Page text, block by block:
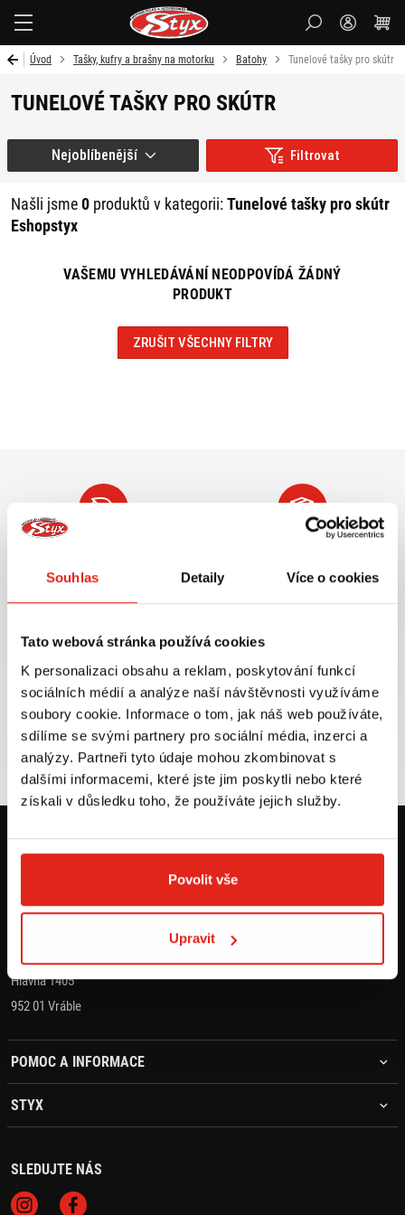
Souhlas Detaily Více o cookies
Tato webová stránka používá cookies
K personalizaci obsahu a reklam, poskytování funkcí
sociálních médií a analýze naší návštěvnosti využíváme
soubory cookie. Informace o tom, jak náš web používáte,
sdílíme se svými partnery pro sociální média, inzerci a
analýzy. Partneři tyto údaje mohou zkombinovat s
dalšími informacemi, které jste jim poskytli nebo které
získali v důsledku toho, že používáte jejich služby.
Povolit vše
Upravit
Úvod Tašky, kufry a brašny na motorku Batohy Tunelové tašky pro skútr
TUNELOVÉ TAŠKY PRO SKÚTR
Filtrovat
Našli jsme0 produktů v kategorii:Tunelové tašky pro skútr
Eshopstyx
Nejoblíbenější
VAŠEMU VYHLEDÁVÁNÍ NEODPOVÍDÁ ŽÁDNÝ
PRODUKT
ZRUŠIT VŠECHNY FILTRY
příslušenství ihned k
objednávky nad 2499 kč v
Zboží SKLADEM
expedujeme do 24 hod.
VÍCE INFO
Výměna velikosti ZDARMA
do 30 dnů
VÍCE INFO
KONTAKT
objednavky@styx.sk
Hlavná 1405
952 01 Vráble
POMOC A INFORMACE
STYX
SLEDUJTE NÁS